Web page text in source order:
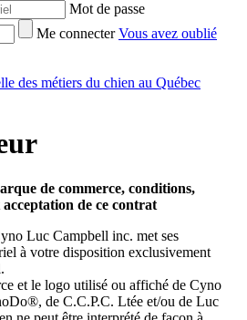
Mot de passe
Me connecter Vous avez oublié
des métiers du chien au Québec
de commerce, conditions,
de ce contrat
Luc Campbell inc. met ses
à votre disposition exclusivement
et le logo utilisé ou affiché de Cyno
de C.C.P.C. Ltée et/ou de Luc